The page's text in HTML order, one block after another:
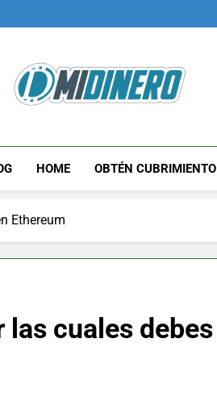
Midinero.co
HOME OBTÉN CUBRIMIENTO
Ethereum
cuales debes